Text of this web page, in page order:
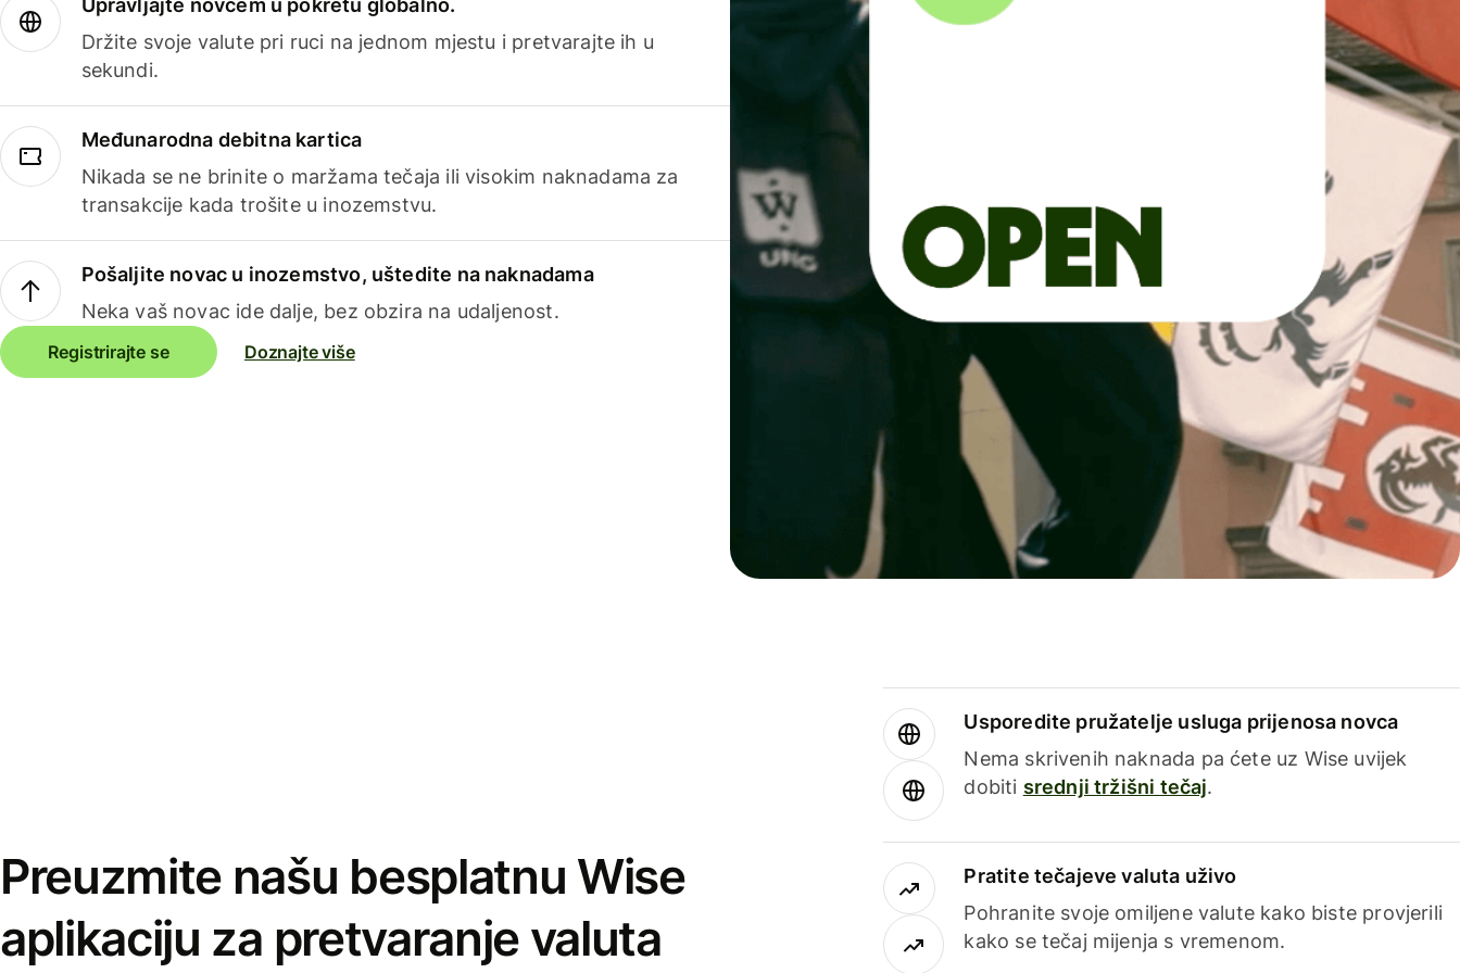
Upravljajte novcem u pokretu globalno.
Držite svoje valute pri ruci na jednom mjestu i pretvarajte ih u
sekundi.
Međunarodna debitna kartica
Nikada se ne brinite o maržama tečaja ili visokim naknadama za
transakcije kada trošite u inozemstvu.
Pošaljite novac u inozemstvo, uštedite na naknadama
Neka vaš novac ide dalje, bez obzira na udaljenost.
Registrirajte se Doznajte više
Preuzmite našu besplatnu Wise
aplikaciju za pretvaranje valuta
Usporedite pružatelje usluga prijenosa novca
Nema skrivenih naknada pa ćete uz Wise uvijek
dobiti srednji tržišni tečaj.
Pratite tečajeve valuta uživo
Pohranite svoje omiljene valute kako biste provjerili
kako se tečaj mijenja s vremenom.